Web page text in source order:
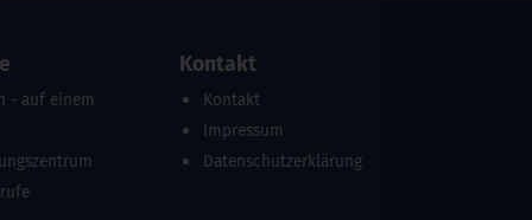
- auf einem
Kontakt
Kontakt
Impressum
Datenschutzerklärung